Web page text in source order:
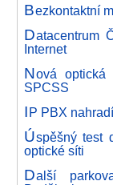
Bezkontaktní
Datacentrum
Internet
Nová optická
SPCSS
IP PBX
Úspěšný test
optické síti
Další